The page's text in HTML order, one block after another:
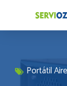
Portátil